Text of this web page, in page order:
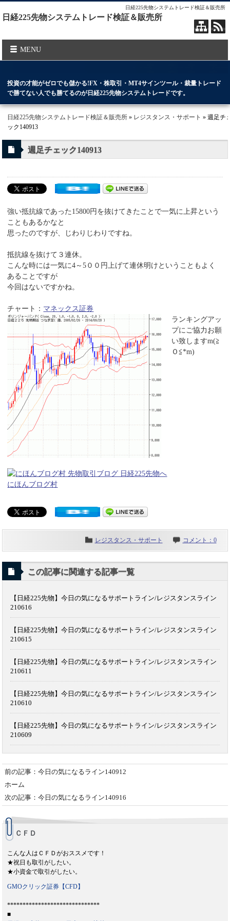
日経225先物システムトレード検証＆販売所
日経225先物システムトレード検証＆販売所
MENU
投資の才能がゼロでも儲かる!FX・株取引・MT4サインツール・裁量トレード
で勝てない人でも勝てるのが日経225先物システムトレードです。
日経225先物システムトレード検証＆販売所 » レジスタンス・サポート » 週足チ
ック140913
週足チェック140913
強い抵抗線であった15800円を抜けてきたことで一気に上昇という
こともあるかなと
思ったのですが、じわりじわりですね。
抵抗線を抜けて３連休。
こんな時には一気に4～5００円上げて連休明けということもよく
あることですが
今回はないですかね。
チャート： マネックス証券
ランキングアッ
プにご協力お願
い致しますm(≧
Ｏ≦*m)
にほんブログ村
レジスタンス・サポート コメント：0
この記事に関連する記事一覧
【日経225先物】今日の気になるサポートライン/レジスタンスライン
210616
【日経225先物】今日の気になるサポートライン/レジスタンスライン
210615
【日経225先物】今日の気になるサポートライン/レジスタンスライン
210611
【日経225先物】今日の気になるサポートライン/レジスタンスライン
210610
【日経225先物】今日の気になるサポートライン/レジスタンスライン
210609
前の記事：今日の気になるライン140912
ホーム
次の記事：今日の気になるライン140916
ＣＦＤ
こんな人はＣＦＤがおススメです！
★祝日も取引がしたい。
★小資金で取引がしたい。
GMOクリック証券【CFD】
******************************
■